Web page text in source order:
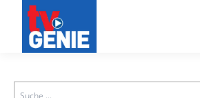
Search